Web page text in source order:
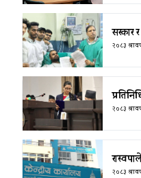
सरकार
२०८३
२०८३
२०८३